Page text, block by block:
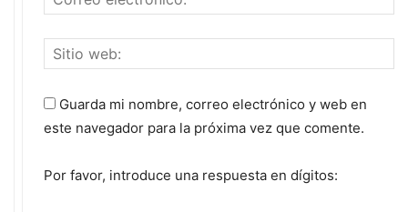
Guarda mi nombre, correo electrónico y web en
este navegador para la próxima vez que comente.
Por favor, introduce una respuesta en dígitos: